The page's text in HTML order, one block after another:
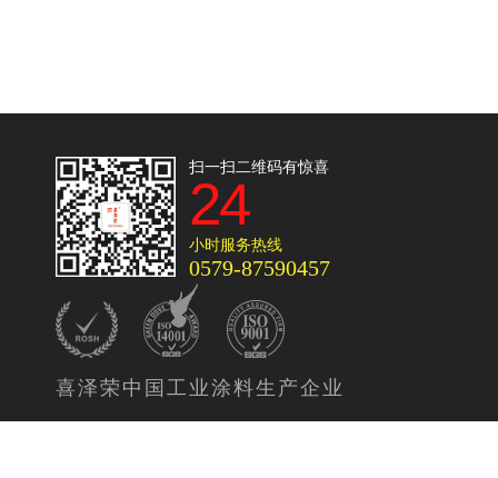
扫一扫二维码有惊喜
24
小时服务热线
0579-87590457
喜泽荣中国工业涂料生产企业